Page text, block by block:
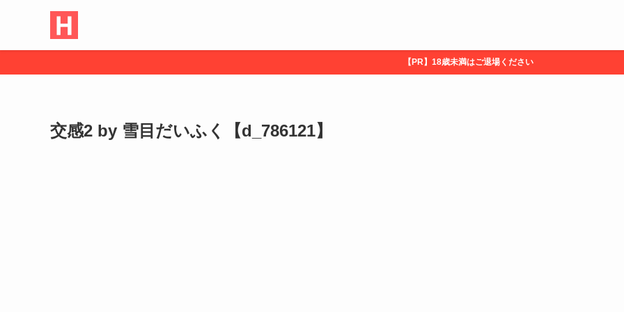
【PR】18歳未満はご退場ください
交感2 by 雪目だいふく【d_786121】